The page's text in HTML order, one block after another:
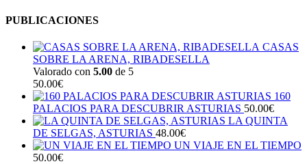
PUBLICACIONES
CASAS
SOBRE LA ARENA, RIBADESELLA
Valorado con 5.00 de 5
50.00€
160
PALACIOS PARA DESCUBRIR ASTURIAS 50.00€
LA QUINTA
DE SELGAS, ASTURIAS 48.00€
UN VIAJE EN EL TIEMPO
50.00€